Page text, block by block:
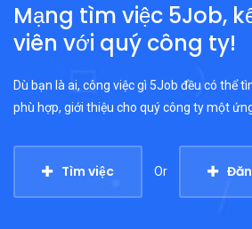
Mạng tìm việc 5Job,
viên với quý công ty!
Dù bạn là ai, công việc gì 5Job đều có thể
phù hợp, giới thiệu cho quý công ty một
Tìm việc Or